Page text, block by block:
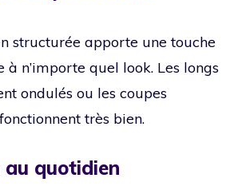
structurée apporte une touche
à n’importe quel look. Les longs
ondulés ou les coupes
très bien.
au quotidien